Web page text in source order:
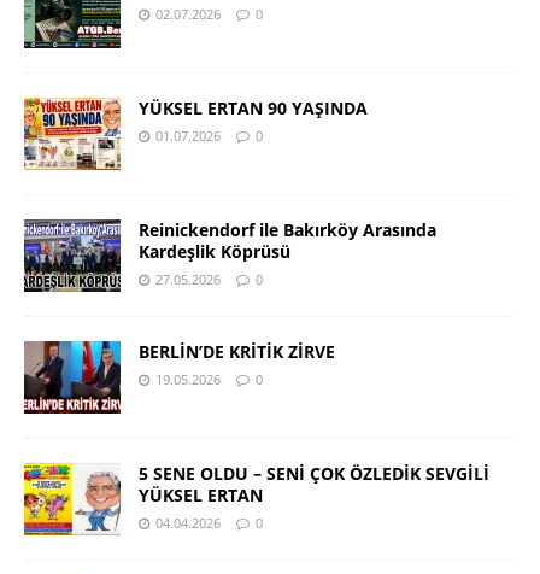
02.07.2026 0
YÜKSEL ERTAN 90 YAŞINDA
01.07.2026 0
Reinickendorf ile Bakırköy Arasında
Kardeşlik Köprüsü
27.05.2026 0
BERLİN’DE KRİTİK ZİRVE
19.05.2026 0
5 SENE OLDU – SENİ ÇOK ÖZLEDİK SEVGİLİ
YÜKSEL ERTAN
04.04.2026 0